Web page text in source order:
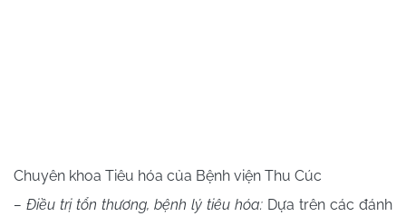
Chuyên khoa Tiêu hóa của Bệnh viện Thu Cúc
– Điều trị tổn thương, bệnh lý tiêu hóa: Dựa trên các đánh